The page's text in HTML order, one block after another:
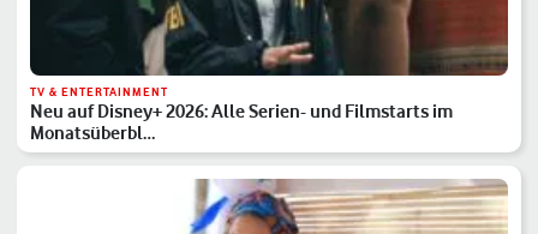
TV & ENTERTAINMENT
Neu auf Disney+ 2026: Alle Serien- und Filmstarts im
Monatsüberbl…